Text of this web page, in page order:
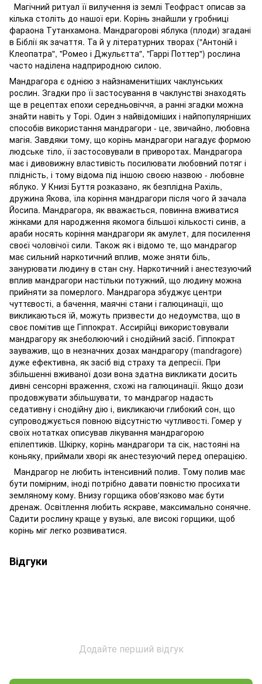
Магічний ритуал її вилучення із землі Теофраст описав за
кілька століть до нашої ери. Корінь знайшли у гробниці
фараона Тутанхамона. Мандрагорові яблука (плоди) згадані
в Біблії як зачаття. Та й у літературних творах ("Антоній і
Клеопатра", "Ромео і Джульєтта", "Гаррі Поттер") рослина
часто наділена надприродною силою.
Мандрагора є однією з найзнаменитіших чаклунських
рослин. Згадки про її застосування в чаклунстві знаходять
ще в рецептах епохи середньовіччя, а ранні згадки можна
знайти навіть у Торі. Один з найвідоміших і найпопулярніших
способів використання мандрагори - це, звичайно, любовна
магія. Завдяки тому, що корінь мандрагори нагадує формою
людське тіло, її застосовували в приворотах. Мандрагора
має і дивовижну властивість посилювати любовний потяг і
плідність, і тому відома під іншою своєю назвою - любовне
яблуко. У Книзі Буття розказано, як безплідна Рахіль,
дружина Якова, їла коріння мандрагори після чого й зачала
Йосипа. Мандрагора, як вважається, повинна вживатися
жінками для народження якомога більшої кількості синів, а
араби носять коріння мандрагори як амулет, для посилення
своєї чоловічої сили. Також як і відомо те, що мандрагор
має сильний наркотичний вплив, може зняти біль,
занурювати людину в стан сну. Наркотичний і анестезуючий
вплив мандрагори настільки потужний, що людину можна
прийняти за померлого. Мандрагора збуджує центри
чуттєвості, а бачення, маячні стани і галюцинації, що
викликаються їй, можуть призвести до недоумства, що в
своє помітив ще Гіппократ. Ассирійці використовували
мандрагору як знеболюючий і снодійний засіб. Гіппократ
зауважив, що в незначних дозах мандрагору (mandragore)
дуже ефективна, як засіб від страху та депресії. При
збільшенні вживаної дози вона здатна викликати досить
дивні сенсорні враження, схожі на галюцинації. Якщо дози
продовжувати збільшувати, то мандрагор надасть
седативну і снодійну дію і, викликаючи глибокий сон, що
супроводжується повною відсутністю чутливості. Гомер у
своїх нотатках описував лікування мандрагорою
епілептиків. Шкірку, корінь мандрагори та сік, настояні на
коньяку, приймали хворі як анестезуючий перед операцією.
Мандрагор не любить інтенсивний полив. Тому полив має
бути помірним, іноді потрібно давати повністю просихати
земляному кому. Внизу горщика обов'язково має бути
дренаж. Освітлення любить яскраве, максимально сонячне.
Садити рослину краще у вузькі, але високі горщики, щоб
корінь міг легко розвиватися.
Відгуки
Додайте перший відгук